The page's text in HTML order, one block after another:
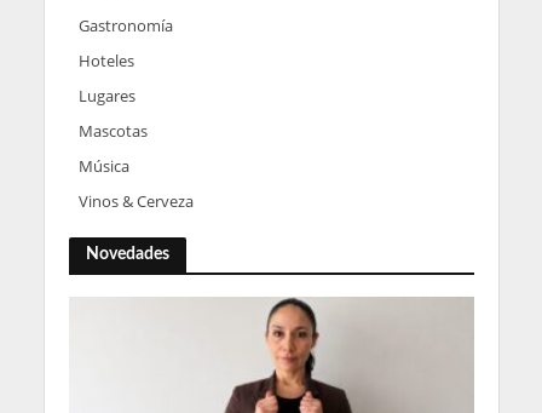
Gastronomía
Hoteles
Lugares
Mascotas
Música
Vinos & Cerveza
Novedades